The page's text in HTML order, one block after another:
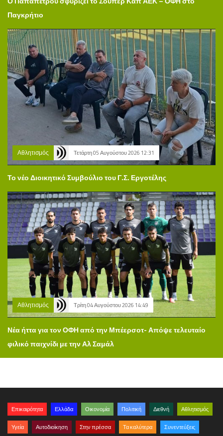
Παγκρήτιο
Αθλητισμός Τετάρτη 05 Αυγούστου 2026 12:31
Το νέο Διοικητικό Συμβούλιο του Γ.Σ. Εργοτέλης
Αθλητισμός Τρίτη 04 Αυγούστου 2026 14:49
Νέα ήττα για τον ΟΦΗ από την Μπέερσοτ- Απόψε τελευταίο
φιλικό παιχνίδι με την Αλ Σαμάλ
Επικαιρότητα Ελλάδα Οικονομία Πολιτική Διεθνή Αθλητισμός
Υγεία Αυτοδιοίκηση Στην πρέσσα Τα καλύτερα Συνεντεύξεις